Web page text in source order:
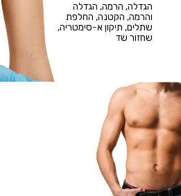
הגדלה, הרמה, הגדלה
והרמה, הקטנה, החלפת
שתלים, תיקון א-סימטריה,
שחזור שד